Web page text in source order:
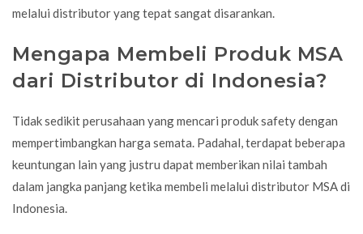
melalui distributor yang tepat sangat disarankan.
Mengapa Membeli Produk MSA
dari Distributor di Indonesia?
Tidak sedikit perusahaan yang mencari produk safety dengan
mempertimbangkan harga semata. Padahal, terdapat beberapa
keuntungan lain yang justru dapat memberikan nilai tambah
dalam jangka panjang ketika membeli melalui distributor MSA di
Indonesia.